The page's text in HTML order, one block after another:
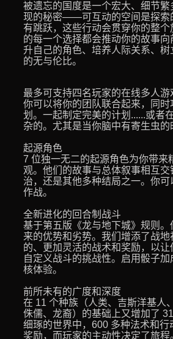
被遗忘的国度是一个宏大、细节
现的秘密——可互动的空间是探索
有跳跃，这些行动会贯穿你的整
的每一个选择都会推动你的故事
升自己的角色、培养人际关系、
的无与伦比。
最多可支持四名玩家的在线多人游
你可以将你的团队联合起来，同
划。一起制定完美的计划......或者
杂的。尤其是当你脑中有寄生虫的
起源角色
7 位独一无二的起源角色为你带
观。他们的故事与总体叙事相互
治，还是其他多种结局之一。你
作战。
全新进化的回合制战斗
基于第五版《龙与地下城》规则
来的优势和劣势。我们增添了战
的、更加灵活的战术和奖励，以
自定义战斗的挑战性。启用骰子
核体验。
前所未有的广度和深度
在 11 个种族（人类、吉斯洋基人
侏儒、龙裔）的基础上又增加了
细琢的世界中，600 多种法术和
奖励，而玩家的主动性决定了旅